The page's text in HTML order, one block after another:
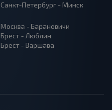
Санкт-Петербург - Минск
Москва - Барановичи
Брест - Люблин
Брест - Варшава